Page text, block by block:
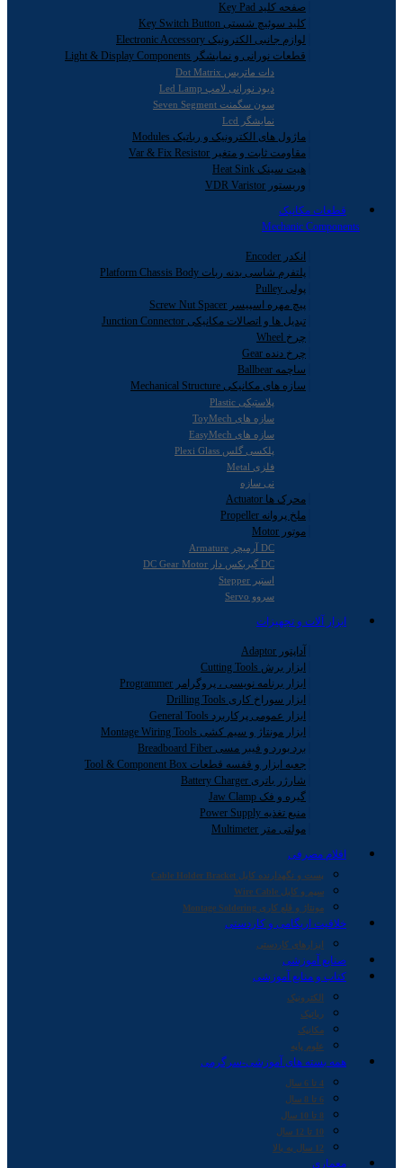
صفحه کلید Key Pad
کلید سوئیچ شستی Key Switch Button
لوازم جانبی الکترونیک Electronic Accessory
قطعات نورانی و نمایشگر Light & Display Components
دات ماتریس Dot Matrix
دیود نورانی لامپ Led Lamp
سون سگمنت Seven Segment
نمایشگر Lcd
ماژول های الکترونیک و رباتیک Modules
مقاومت ثابت و متغیر Var & Fix Resistor
هیت سینک Heat Sink
وریستور VDR Varistor
قطعات مکانیک
Mechanic Components
انکدر Encoder
پلتفرم شاسی بدنه ربات Platform Chassis Body
پولی Pulley
پیچ مهره اسپیسر Screw Nut Spacer
تبدیل ها و اتصالات مکانیکی Junction Connector
چرخ Wheel
چرخ دنده Gear
ساچمه Ballbear
سازه های مکانیکی Mechanical Structure
پلاستیکی Plastic
سازه های ToyMech
سازه های EasyMech
پلکسی گلس Plexi Glass
فلزی Metal
نی سازه
محرک ها Actuator
ملخ پروانه Propeller
موتور Motor
DC آرمیچر Armature
DC گیربکس دار DC Gear Motor
استپر Stepper
سروو Servo
ابزار آلات و تجهیزات
آداپتور Adaptor
ابزار برش Cutting Tools
ابزار برنامه نویسی ، پروگرامر Programmer
ابزار سوراخ کاری Drilling Tools
ابزار عمومی پرکاربرد General Tools
ابزار مونتاژ و سیم کشی Montage Wiring Tools
برد بورد و فیبر مسی Breadboard Fiber
جعبه ابزار و قفسه قطعات Tool & Component Box
شارژر باتری Battery Charger
گیره و فک Jaw Clamp
منبع تغذیه Power Supply
مولتی متر Multimeter
اقلام مصرفی
بست و نگهدارنده کابل Cable Holder Bracket
سیم و کابل Wire Cable
مونتاژ و قلع کاری Montage Soldering
خلاقیت اریگامی و کاردستی
ابزارهای کاردستی
صنایع آموزشی
کتاب و منابع آموزشی
الکترونیک
رباتیک
مکانیک
علوم پایه
همه بسته های آموزشی-سرگرمی
4 تا 6 سال
6 تا 8 سال
8 تا 10 سال
10 تا 12 سال
12 سال به بالا
معماری